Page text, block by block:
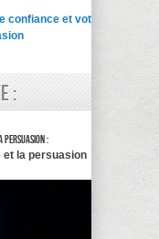
confiance et votre
:
persuasion :
et la persuasion